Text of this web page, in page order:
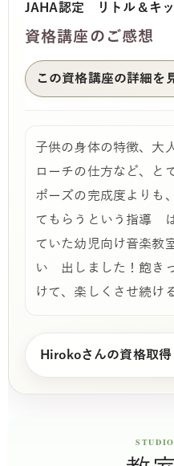
JAHA認定 リトル＆キ
資格講座のご感想
この資格講座の詳細を
子供の身体の特徴、大
ローチの仕方など、と
ポーズの完成度よりも
てもらうという指導
ていた幼児向け音楽教
い 出しました！飽き
けて、楽しくさせ続け
Hirokoさんの資格取